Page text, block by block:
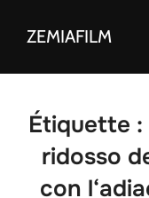
ZEMIAFILM
Étiquette :
ridosso
con